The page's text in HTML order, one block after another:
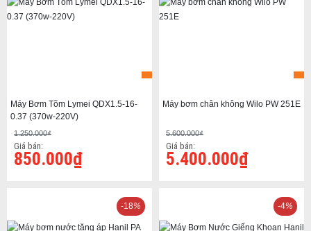
Máy Bơm Tõm Lymei QDX1.5-16-
0.37 (370w-220V)
1.250.000₫
Giá bán:
850.000₫
Máy bơm chân không Wilo PW 251E
5.600.000₫
Giá bán:
5.400.000₫
-18% -4%